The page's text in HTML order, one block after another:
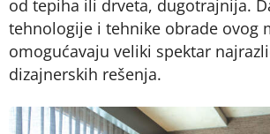
od tepiha ili drveta, dugotrajnija.
tehnologije i tehnike obrade ovog
omogućavaju veliki spektar
dizajnerskih rešenja.